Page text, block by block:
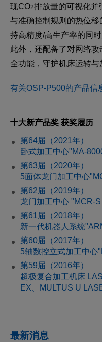
现CO2排放量的可视化并
与准确控制规则的热位
持高精度/高生产率的同时
此外，还配备了对网络
全功能，守护机床运转与
有关OSP-P500的产品信
十大新产品奖 获奖履历
第64届（2021年）
卧式加工中心"MA-
第63届（2020年）
5面体龙门加工中心
第62届（2019年）
龙门加工中心 "MCR-
第61届（2018年）
新一代机器人系统
第60届（2017年）
5轴数控立式加工中心
第59届（2016年）
超极复合加工机床
EX、MULTUS U
最新消息